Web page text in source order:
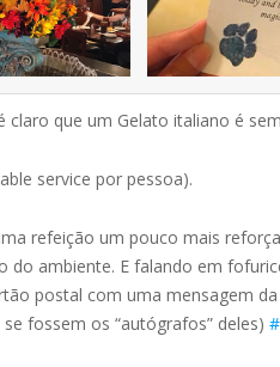
claro que um Gelato italiano é
service por pessoa).
refeição um pouco mais
ambiente. E falando em
postal com uma mensagem
fossem os “autógrafos” deles)